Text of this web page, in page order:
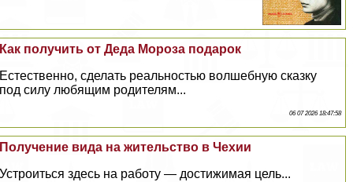
Как получить от Деда Мороза подарок
Естественно, сделать реальностью волшебную сказку
под силу любящим родителям...
06 07 2026 18:47:58
Получение вида на жительство в Чехии
Устроиться здесь на работу — достижимая цель...